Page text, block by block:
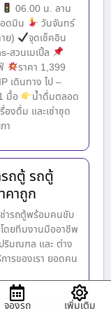
06.00 น. ลาน
ดมิน
วันจันทร์
ย)
จุดเช็คอิน
สวนเมเปิ้ล
ราคา 1,399
เดินทาง ไป –
มื้อ
น้ำดื่มตลอด
องดื่ม และเช่าชุด
า
รถตู้ รถตู้
คาถูก
ช่ารถตู้พร้อมคนขับ
ดยทีมงานมืออาชีพ
ริมณฑล และ ต่าง
ารของเรา ยอดคน
จองรถ เพิ่มเติม